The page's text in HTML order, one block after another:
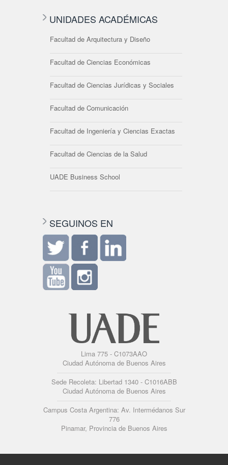
UNIDADES ACADÉMICAS
Facultad de Arquitectura y Diseño
Facultad de Ciencias Económicas
Facultad de Ciencias Jurídicas y Sociales
Facultad de Comunicación
Facultad de Ingeniería y Ciencias Exactas
Facultad de Ciencias de la Salud
UADE Business School
SEGUINOS EN
Lima 775 - C1073AAO
Ciudad Autónoma de Buenos Aires
Sede Recoleta: Libertad 1340 - C1016ABB
Ciudad Autónoma de Buenos Aires
Campus Costa Argentina: Av. Intermédanos Sur
776
Pinamar, Provincia de Buenos Aires